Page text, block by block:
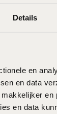
Details
en
en data
en
en data
Toon meer
jou